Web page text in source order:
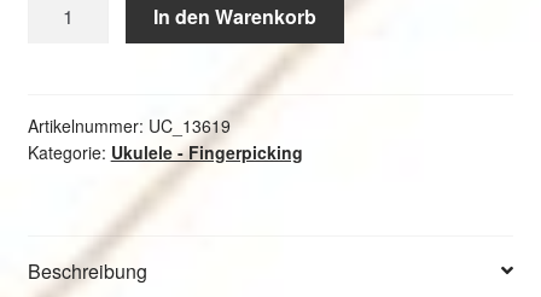
Jim's
-
Duets
Menge
In den Warenkorb
Artikelnummer: UC_13619
Kategorie: Ukulele - Fingerpicking
Beschreibung